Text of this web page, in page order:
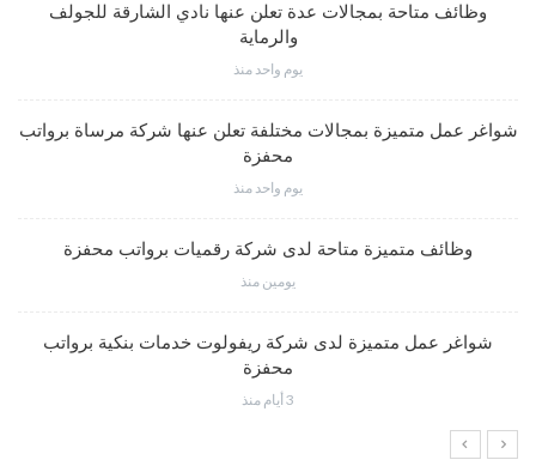
وظائف متاحة بمجالات عدة تعلن عنها نادي الشارقة للجولف
والرماية
يوم واحد منذ
شواغر عمل متميزة بمجالات مختلفة تعلن عنها شركة مرساة برواتب
محفزة
يوم واحد منذ
وظائف متميزة متاحة لدى شركة رقميات برواتب محفزة
يومين منذ
شواغر عمل متميزة لدى شركة ريفولوت خدمات بنكية برواتب
محفزة
3 أيام منذ